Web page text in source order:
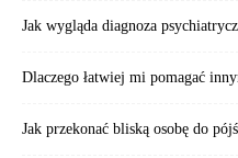
Jak wygląda diagnoza
Dlaczego łatwiej mi pomagać
Jak przekonać bliską osobę do